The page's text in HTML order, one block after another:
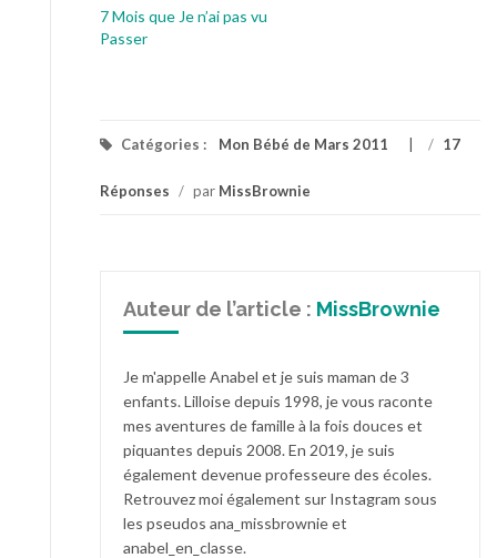
7 Mois que Je n’ai pas vu
Passer
Catégories : Mon Bébé de Mars 2011 / 17
Réponses / par MissBrownie
Auteur de l’article : MissBrownie
Je m'appelle Anabel et je suis maman de 3
enfants. Lilloise depuis 1998, je vous raconte
mes aventures de famille à la fois douces et
piquantes depuis 2008. En 2019, je suis
également devenue professeure des écoles.
Retrouvez moi également sur Instagram sous
les pseudos ana_missbrownie et
anabel_en_classe.